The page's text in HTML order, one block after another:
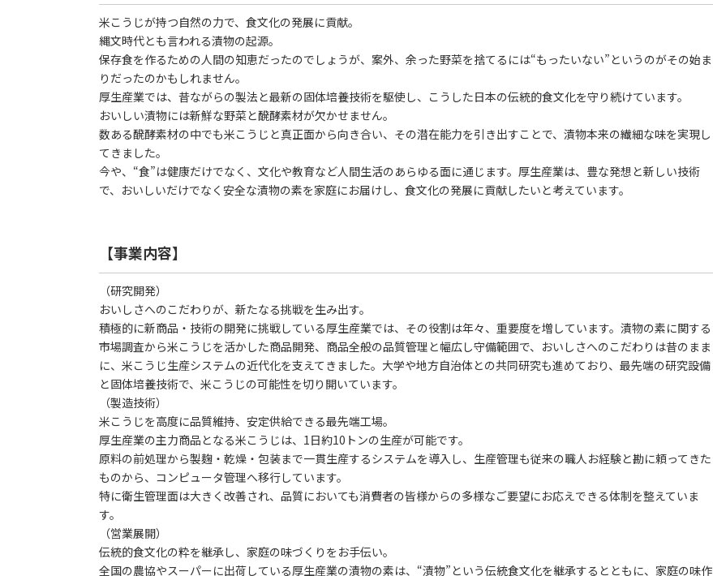
米こうじが持つ自然の力で、食文化の発展に貢献。
縄文時代とも言われる漬物の起源。
保存食を作るための人間の知恵だったのでしょうが、案外、余った野菜を捨てるには“もったいない”というのがその始ま
りだったのかもしれません。
厚生産業では、昔ながらの製法と最新の固体培養技術を駆使し、こうした日本の伝統的食文化を守り続けています。
おいしい漬物には新鮮な野菜と醗酵素材が欠かせません。
数ある醗酵素材の中でも米こうじと真正面から向き合い、その潜在能力を引き出すことで、漬物本来の繊細な味を実現し
てきました。
今や、“食”は健康だけでなく、文化や教育など人間生活のあらゆる面に通じます。厚生産業は、豊な発想と新しい技術
で、おいしいだけでなく安全な漬物の素を家庭にお届けし、食文化の発展に貢献したいと考えています。
【事業内容】
（研究開発）
おいしさへのこだわりが、新たなる挑戦を生み出す。
積極的に新商品・技術の開発に挑戦している厚生産業では、その役割は年々、重要度を増しています。漬物の素に関する
市場調査から米こうじを活かした商品開発、商品全般の品質管理と幅広し守備範囲で、おいしさへのこだわりは昔のまま
に、米こうじ生産システムの近代化を支えてきました。大学や地方自治体との共同研究も進めており、最先端の研究設備
と固体培養技術で、米こうじの可能性を切り開いています。
（製造技術）
米こうじを高度に品質維持、安定供給できる最先端工場。
厚生産業の主力商品となる米こうじは、1日約10トンの生産が可能です。
原料の前処理から製麹・乾燥・包装まで一貫生産するシステムを導入し、生産管理も従来の職人お経験と勘に頼ってきた
ものから、コンピュータ管理へ移行しています。
特に衛生管理面は大きく改善され、品質においても消費者の皆様からの多様なご要望にお応えできる体制を整えていま
す。
（営業展開）
伝統的食文化の粋を継承し、家庭の味づくりをお手伝い。
全国の農協やスーパーに出荷している厚生産業の漬物の素は、“漬物”という伝統食文化を継承するとともに、家庭の味作